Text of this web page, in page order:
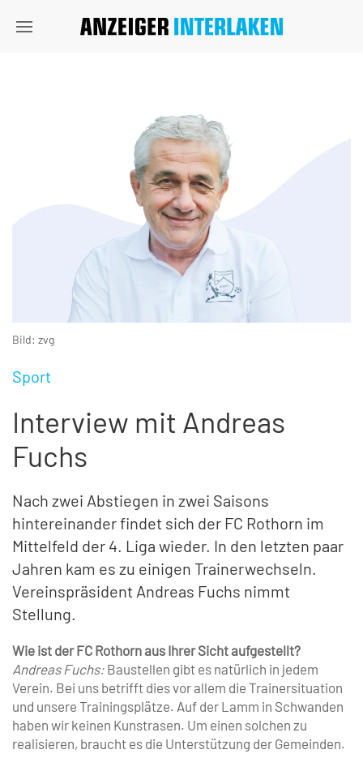
Bild: zvg
Sport
Interview mit Andreas
Fuchs
Nach zwei Abstiegen in zwei Saisons
hintereinander findet sich der FC Rothorn im
Mittelfeld der 4. Liga wieder. In den letzten paar
Jahren kam es zu einigen Trainerwechseln.
Vereinspräsident Andreas Fuchs nimmt
Stellung.
Wie ist der FC Rothorn aus Ihrer Sicht aufgestellt?
Andreas Fuchs: Baustellen gibt es natürlich in jedem
Verein. Bei uns betrifft dies vor allem die Trainersituation
und unsere Trainingsplätze. Auf der Lamm in Schwanden
haben wir keinen Kunstrasen. Um einen solchen zu
realisieren, braucht es die Unterstützung der Gemeinden.